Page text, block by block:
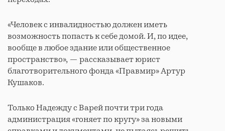
«Человек с инвалидностью должен иметь
возможность попасть к себе домой. И, по идее,
вообще в любое здание или общественное
пространство», — рассказывает юрист
благотворительного фонда «Правмир» Артур
Кушаков.
Только Надежду с Варей почти три года
администрация «гоняет по кругу» за новыми